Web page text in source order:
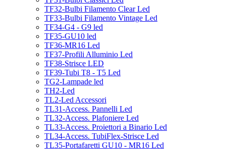
TF32-Bulbi Filamento Clear Led
TF33-Bulbi Filamento Vintage Led
TF34-G4 - G9 led
TF35-GU10 led
TF36-MR16 Led
TF37-Profili Alluminio Led
TF38-Strisce LED
TF39-Tubi T8 - T5 Led
TG2-Lampade led
TH2-Led
TL2-Led Accessori
TL31-Access. Pannelli Led
TL32-Access. Plafoniere Led
TL33-Access. Proiettori a Binario Led
TL34-Access. TubiFlex-Strisce Led
TL35-Portafaretti GU10 - MR16 Led